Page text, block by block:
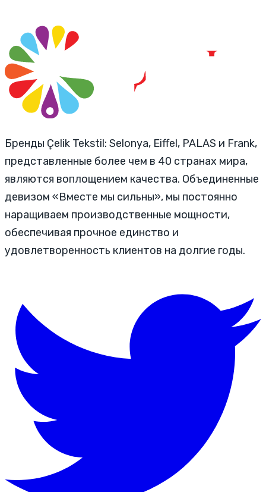
Бренды Çelik Tekstil: Selonya, Eiffel, PALAS и Frank,
представленные более чем в 40 странах мира,
являются воплощением качества. Объединенные
девизом «Вместе мы сильны», мы постоянно
наращиваем производственные мощности,
обеспечивая прочное единство и
удовлетворенность клиентов на долгие годы.